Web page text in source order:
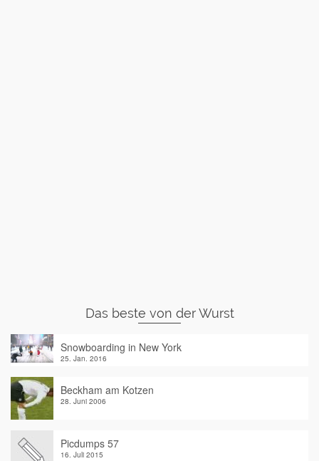
Das beste von der Wurst
Snowboarding in New York
25. Jan. 2016
Beckham am Kotzen
28. Juni 2006
Picdumps 57
16. Juli 2015